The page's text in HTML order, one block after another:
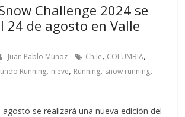
Challenge 2024 se
24 de agosto en Valle
Juan Pablo Muñoz Chile, COLUMBIA,
Running, nieve, Running, snow running,
se realizará una nueva edición del